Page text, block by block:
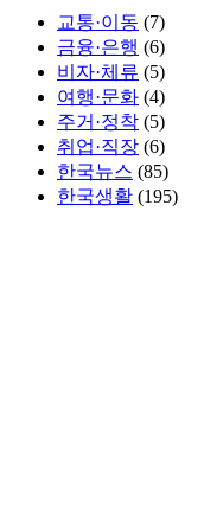
교통·이동 (7)
금융·은행 (6)
비자·체류 (5)
여행·문화 (4)
주거·정착 (5)
취업·직장 (6)
한국뉴스 (85)
한국생활 (195)